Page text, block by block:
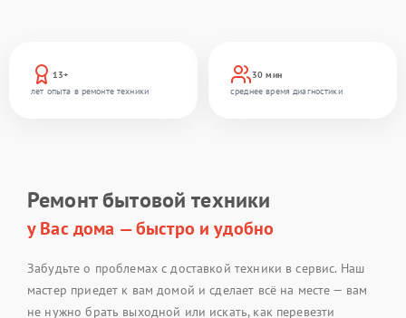
13+
лет опыта в ремонте техники
30 мин
среднее время диагностики
Ремонт бытовой техники
у Вас дома — быстро и удобно
Забудьте о проблемах с доставкой техники в сервис. Наш
мастер приедет к вам домой и сделает всё на месте — вам
не нужно брать выходной или искать, как перевезти